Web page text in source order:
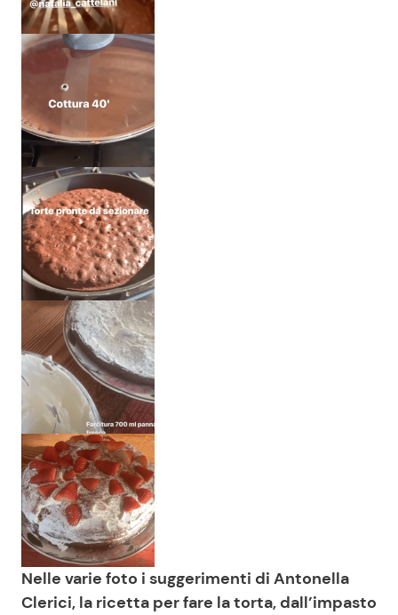
Nelle varie foto i suggerimenti di Antonella
Clerici, la ricetta per fare la torta, dall’impasto